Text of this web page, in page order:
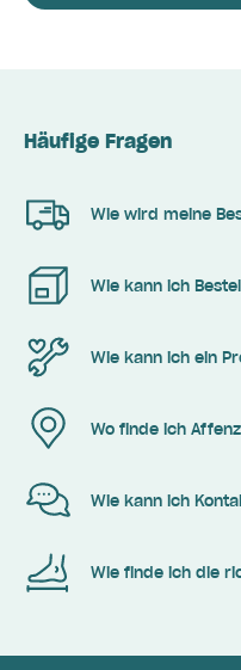
Häufige Fragen
Wie wird meine
Wie kann ich
Wie kann ich ein
Wo finde ich
Wie kann ich
Wie finde ich die